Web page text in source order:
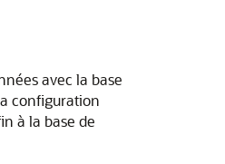
avec la base
configuration
à la base de